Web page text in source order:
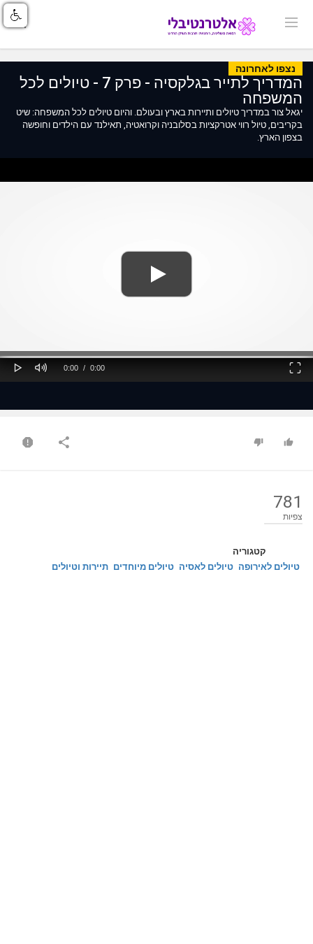
נצפו לאחרונה
המדריך לתייר בגלקסיה - פרק 7 - טיולים לכל
המשפחה
יגאל צור במדריך טיולים ותיירות בארץ ובעולם. והיום טיולים לכל המשפחה: שיט
בקריבים, טיול רווי אטרקציות בסלובניה וקרואטיה, תאילנד עם הילדים וחופשה
בצפון הארץ.
Play Mute
Current
0:00 /
Duration
0:00
Fullscreen
781
צפיות
קטגוריה
טיולים לאירופה טיולים לאסיה טיולים מיוחדים תיירות וטיולים